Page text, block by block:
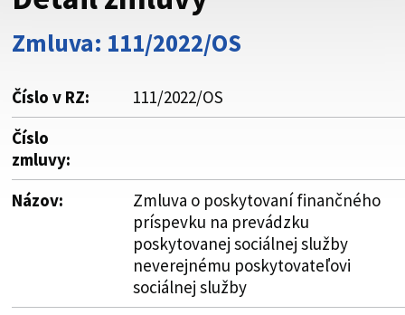
cez zabezpečenú webovú stránku. Zabezpečená stránka
vždy začína https:// pred názvom domény webového sídla.
Zmluva: 111/2022/OS
Číslo v RZ:
111/2022/OS
Číslo
zmluvy:
Názov:
Zmluva o poskytovaní finančného
príspevku na prevádzku
poskytovanej sociálnej služby
neverejnému poskytovateľovi
sociálnej služby